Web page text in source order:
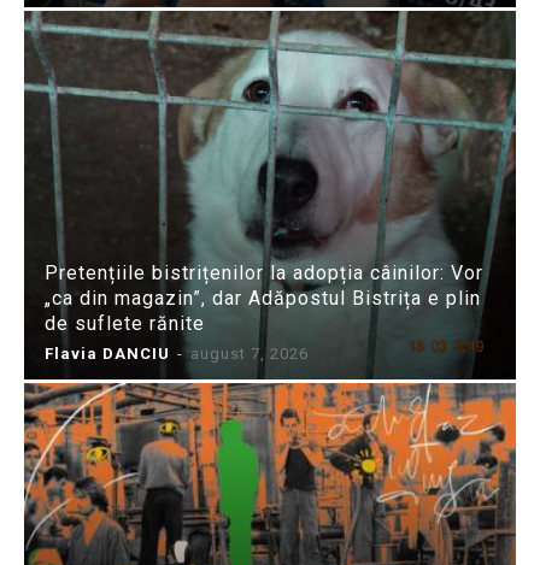
Pretențiile bistrițenilor la adopția câinilor: Vor
„ca din magazin”, dar Adăpostul Bistrița e plin
de suflete rănite
Flavia DANCIU - august 7, 2026